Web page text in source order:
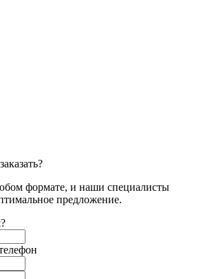
формате, и наши специалисты
предложение.